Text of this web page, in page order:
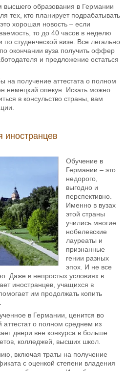
образования в Германии
тех, кто планирует подрабатывать
хорошая новость – если
то до 40 часов в неделю
по студенческой визе. Все легально
окончании вуза получить оффер
и предложение остаться
на получение аттестата о полном
немецкий опекун. Искать можно
в консульство страны, вам
иностранцев
Обучение в
Германии – это
недорого,
выгодно и
перспективно.
Именно в вузах
этой страны
учились многие
нобелевские
лауреаты и
признанные
гении разных
эпох. И не все
Даже в непростых условиях в
иностранцев, учащихся в
им продолжать копить
в Германии, ценится во
о полном среднем из
двери вне конкурса в больше
колледжей, высших школ.
включая траты на получение
с оценкой степени владения